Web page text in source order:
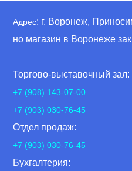
Адрес: г. Воронеж,
но магазин в Воронеже
Торгово-выставочный зал:
+7 (908) 143-07-00
+7 (903) 030-76-45
Отдел продаж:
+7 (903) 030-76-45
Бухгалтерия: